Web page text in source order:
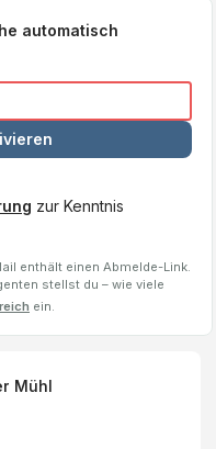
automatisch
zur Kenntnis
enthält einen Abmelde-Link.
stellst du – wie viele
ein.
Mühl